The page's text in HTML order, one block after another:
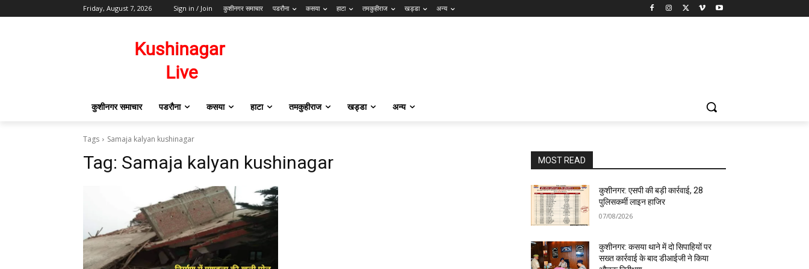
Friday, August 7, 2026 Sign in / Join कुशीनगर समाचार पडरौना कसया हाटा तमकुहीराज खड्डा अन्य
कुशीनगर समाचार पडरौना कसया हाटा तमकुहीराज खड्डा अन्य
Tags Samaja kalyan kushinagar
Tag: Samaja kalyan kushinagar MOST READ
कुशीनगर: एसपी की बड़ी कार्रवाई, 28
पुलिसकर्मी लाइन हाजिर
07/08/2026
कुशीनगर: कसया थाने में दो सिपाहियों पर
सख्त कार्रवाई के बाद डीआईजी ने किया